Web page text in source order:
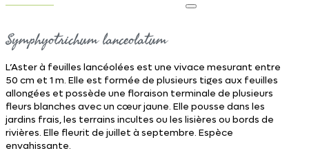
Symphyotrichum lanceolatum
L’Aster à feuilles lancéolées est une vivace mesurant entre
50 cm et 1 m. Elle est formée de plusieurs tiges aux feuilles
allongées et possède une floraison terminale de plusieurs
fleurs blanches avec un cœur jaune. Elle pousse dans les
jardins frais, les terrains incultes ou les lisières ou bords de
rivières. Elle fleurit de juillet à septembre. Espèce
envahissante.